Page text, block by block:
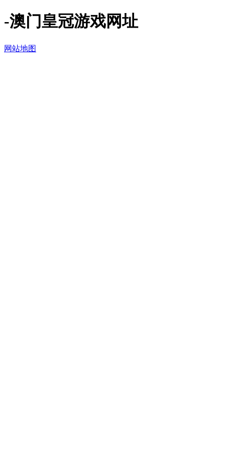
-澳门皇冠游戏网址
网站地图